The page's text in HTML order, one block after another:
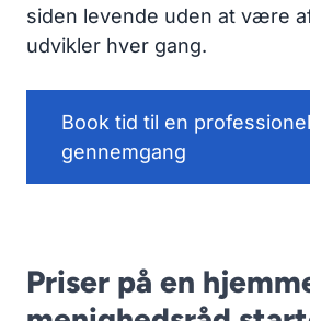
siden levende uden at være
udvikler hver gang.
Book tid til en professionel
gennemgang
Priser på en